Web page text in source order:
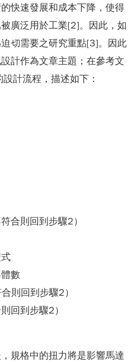
快速發展和成本下降，使得
廣泛用於工業[2]。因此，如
切需要之研究重點[3]。因此
計作為文章主題；在參考文
計流程，描述如下：
合則回到步驟2）
數
則回到步驟2）
回到步驟2）
規格中的扭力將是影響馬達